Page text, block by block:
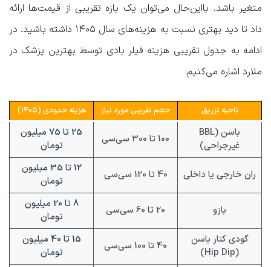
متغیر باشد. بااین‌حال می‌توان یک بازه تقریبی از قیمت‌ها ارائه
داد تا دید بهتری نسبت به هزینه‌های سال ۱۴۰۵ داشته باشید. در
ادامه به جدول تقریبی هزینه فیلر بادی توسط بهترین پزشک در
ملارد اشاره می‌کنیم:
ناحیه تزریق حجم تقریبی مورد نیاز هزینه حدودی (۱۴۰۵)
باسن (BBL
غیرجراحی)
100 تا 300 سی‌سی
25 تا 75 میلیون
تومان
ران خارجی یا داخلی 40 تا 120 سی‌سی
12 تا 35 میلیون
تومان
بازو 20 تا 60 سی‌سی
8 تا 20 میلیون
تومان
گودی کنار باسن
(Hip Dip)
40 تا 100 سی‌سی
15 تا 40 میلیون
تومان